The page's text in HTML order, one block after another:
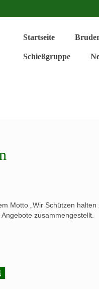
Startseite
Schießgruppe
Motto „Wir Schützen
zusammengestellt.